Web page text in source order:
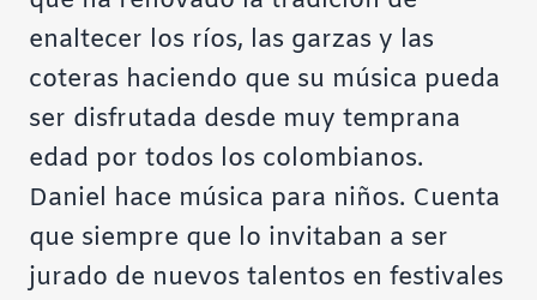
enaltecer los ríos, las garzas y las
coteras haciendo que su música pueda
ser disfrutada desde muy temprana
edad por todos los colombianos.
Daniel hace música para niños. Cuenta
que siempre que lo invitaban a ser
jurado de nuevos talentos en festivales